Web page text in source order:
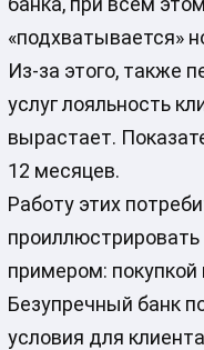
«подхватывается»
Из-за этого, также
услуг лояльность
вырастает.
12 месяцев.
Работу этих
примером:
Безупречный банк
условия для